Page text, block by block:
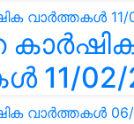
11/02/